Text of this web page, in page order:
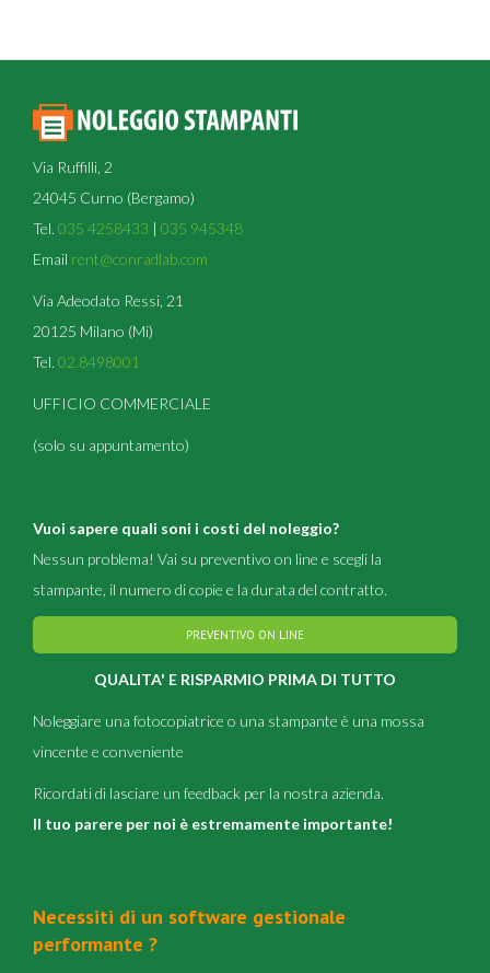
Via Ruffilli, 2
24045 Curno (Bergamo)
Tel. 035 4258433 | 035 945348
Email rent@conradlab.com
Via Adeodato Ressi, 21
20125 Milano (Mi)
Tel. 02.8498001
UFFICIO COMMERCIALE
(solo su appuntamento)
Vuoi sapere quali soni i costi del noleggio?
Nessun problema! Vai su preventivo on line e scegli la
stampante, il numero di copie e la durata del contratto.
PREVENTIVO ON LINE
QUALITA' E RISPARMIO PRIMA DI TUTTO
Noleggiare una fotocopiatrice o una stampante è una mossa
vincente e conveniente
Ricordati di lasciare un feedback per la nostra azienda.
Il tuo parere per noi è estremamente importante!
Necessiti di un software gestionale
performante ?